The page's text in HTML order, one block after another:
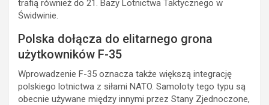
trafią również do 21. Bazy Lotnictwa Taktycznego w
Świdwinie.
Polska dołącza do elitarnego grona
użytkowników F-35
Wprowadzenie F-35 oznacza także większą integrację
polskiego lotnictwa z siłami NATO. Samoloty tego typu są
obecnie używane między innymi przez Stany Zjednoczone,